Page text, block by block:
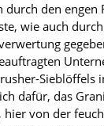
durch den engen
wie auch
Sieblöffels
dafür, das
von der